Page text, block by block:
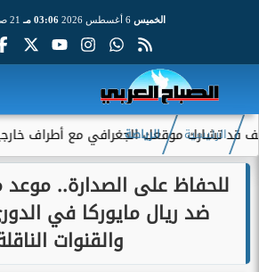
الخميس 6 أغسطس 2026 03:06 مـ 21 صفر 1448
موقعك الجغرافي مع أطراف خارجية...
الرئيسية الرياضة
للحفاظ على الصدارة.. موعد
ضد ريال مايوركا في
والقنوات